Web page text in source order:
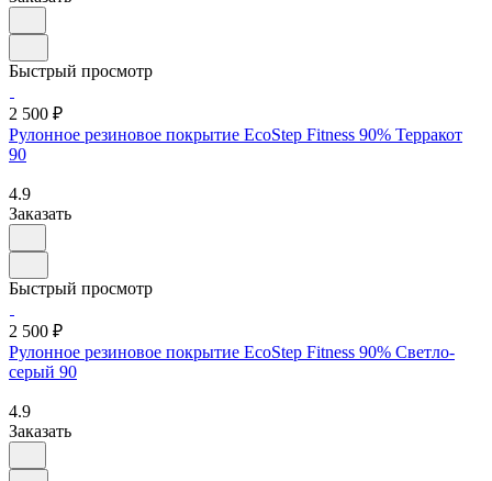
Быстрый просмотр
2 500 ₽
Рулонное резиновое покрытие EcoStep Fitness 90% Терракот
90
4.9
Заказать
Быстрый просмотр
2 500 ₽
Рулонное резиновое покрытие EcoStep Fitness 90% Светло-
серый 90
4.9
Заказать